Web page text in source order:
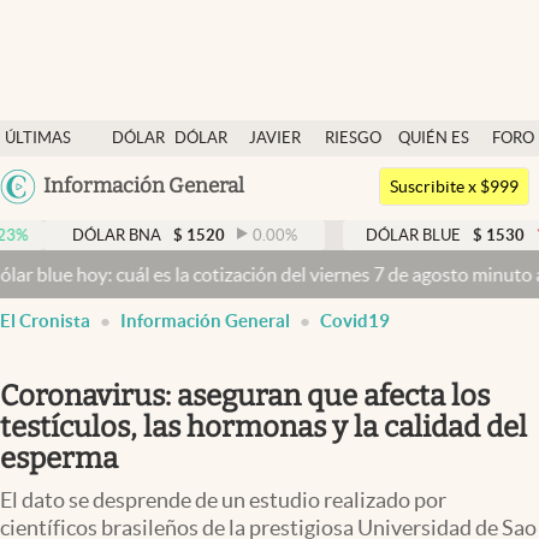
ÚLTIMAS
NOTICIAS
DÓLAR
DÓLAR
JAVIER
RIESGO
QUIÉN ES
QUIÉN
FORO
Argentina
México
Información General
Dólar
Members
Economía y Política
Finanzas y Mercados
Mercados Online
Columnistas
Otras secciones
Apertura
Suscribite x $999
BNA $ 1520 0.00% DÓLAR BLUE $ 1530 -0.65%
cuál es la cotización del viernes 7 de agosto minuto a minuto
El Cronista Información General Covid19
Coronavirus: aseguran que afecta los
testículos, las hormonas y la calidad del
esperma
El dato se desprende de un estudio realizado por
científicos brasileños de la prestigiosa Universidad de Sao